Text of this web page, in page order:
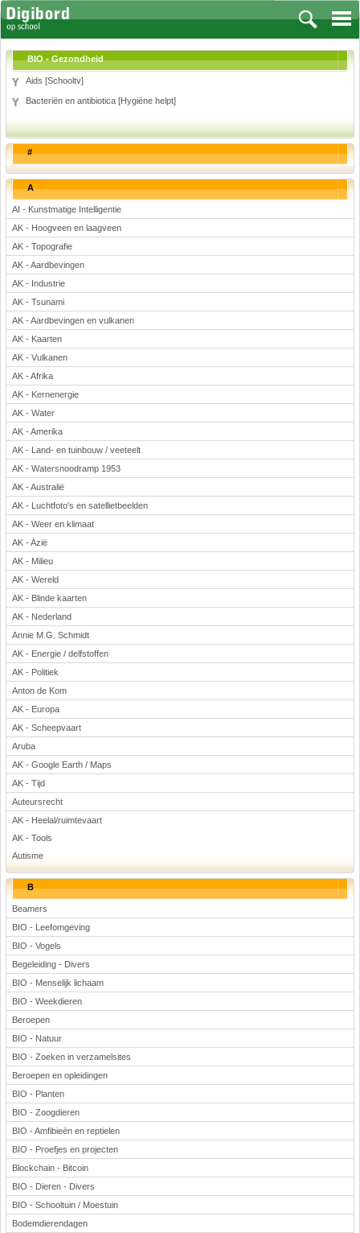
Aardrijkskunde
Biologie
Engels
Frans, Duits, Chinees, Spaans
Geschiedenis
Handvaardigheid en Tekenen
Kunst en Cultuur
Levensbeschouwing
Lichamelijke opvoeding
Muziek
Natuurkunde
Nederlands
Rekenen
Scheikunde
Sport
Techniek
Verkeer
Wiskunde
Onderwerpen
Apps en tablets
Collecties digibord
Digiborden / touchscreens
Digibordtools
Downloads basisonderwijs
Herfst
Kerstmis
Kinder-/Jeugdboeken
Lente
Onderbouw PO
Pasen
Voetbal
BIO - Gezondheid
Aids [Schooltv]
Bacteriën en antibiotica [Hygiëne helpt]
#
A
AI - Kunstmatige Intelligentie
AK - Hoogveen en laagveen
AK - Topografie
AK - Aardbevingen
AK - Industrie
AK - Tsunami
AK - Aardbevingen en vulkanen
AK - Kaarten
AK - Vulkanen
AK - Afrika
AK - Kernenergie
AK - Water
AK - Amerika
AK - Land- en tuinbouw / veeteelt
AK - Watersnoodramp 1953
AK - Australië
AK - Luchtfoto's en satellietbeelden
AK - Weer en klimaat
AK - Azië
AK - Milieu
AK - Wereld
AK - Blinde kaarten
AK - Nederland
Annie M.G. Schmidt
AK - Energie / delfstoffen
AK - Politiek
Anton de Kom
AK - Europa
AK - Scheepvaart
Aruba
AK - Google Earth / Maps
AK - Tijd
Auteursrecht
AK - Heelal/ruimtevaart
AK - Tools
Autisme
B
Beamers
BIO - Leefomgeving
BIO - Vogels
Begeleiding - Divers
BIO - Menselijk lichaam
BIO - Weekdieren
Beroepen
BIO - Natuur
BIO - Zoeken in verzamelsites
Beroepen en opleidingen
BIO - Planten
BIO - Zoogdieren
BIO - Amfibieën en reptielen
BIO - Proefjes en projecten
Blockchain - Bitcoin
BIO - Dieren - Divers
BIO - Schooltuin / Moestuin
Bodemdierendagen